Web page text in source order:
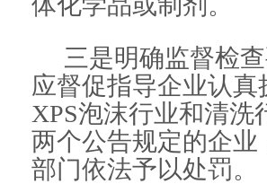
三是明确监督检
应督促指导企业认
XPS泡沫行业和清洗
两个公告规定的企
部门依法予以处罚。